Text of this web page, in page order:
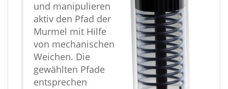
und manipulieren
aktiv den Pfad der
Murmel mit Hilfe
von mechanischen
Weichen. Die
gewählten Pfade
entsprechen